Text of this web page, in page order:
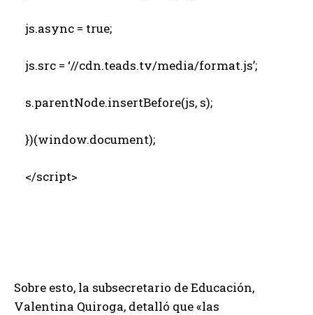
js.async = true;
js.src = ‘//cdn.teads.tv/media/format.js’;
s.parentNode.insertBefore(js, s);
})(window.document);
</script>
Sobre esto, la subsecretario de Educación,
Valentina Quiroga, detalló que «las